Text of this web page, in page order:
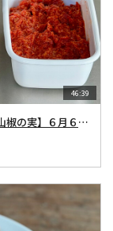
46:39
Lesson#253【夏の保存食！（トマトジャンと山椒の実】６月６日（土）２１時〜配信